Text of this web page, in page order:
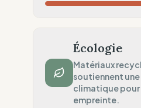
Violations sporadiques
Traçabilité
Surveillance régionale
Audits Sociaux
Écologie
Matériaux
soutiennent
climatique
empreinte.